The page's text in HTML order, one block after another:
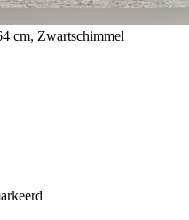
cm, Zwartschimmel